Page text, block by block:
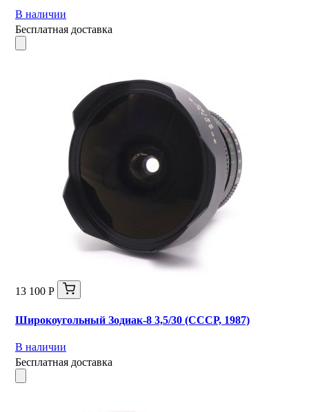
В наличии
Бесплатная доставка
13 100 Р
Широкоугольный Зодиак-8 3,5/30 (СССР, 1987)
В наличии
Бесплатная доставка